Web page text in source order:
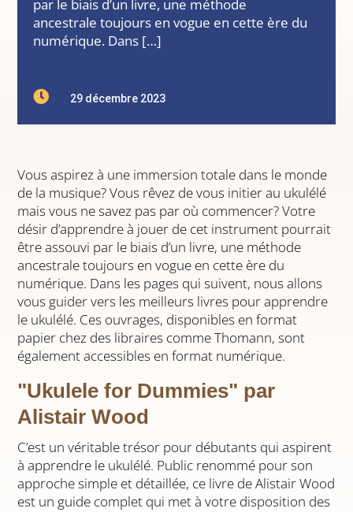
par le biais d’un livre, une méthode
ancestrale toujours en vogue en cette ère du
numérique. Dans […]
 29 décembre 2023
Vous aspirez à une immersion totale dans le monde
de la musique? Vous rêvez de vous initier au ukulélé
mais vous ne savez pas par où commencer? Votre
désir d’apprendre à jouer de cet instrument pourrait
être assouvi par le biais d’un livre, une méthode
ancestrale toujours en vogue en cette ère du
numérique. Dans les pages qui suivent, nous allons
vous guider vers les meilleurs livres pour apprendre
le ukulélé. Ces ouvrages, disponibles en format
papier chez des libraires comme Thomann, sont
également accessibles en format numérique.
"Ukulele for Dummies" par
Alistair Wood
C’est un véritable trésor pour débutants qui aspirent
à apprendre le ukulélé. Public renommé pour son
approche simple et détaillée, ce livre de Alistair Wood
est un guide complet qui met à votre disposition des